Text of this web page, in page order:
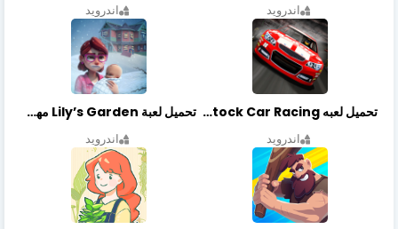
اندرويد اندرويد
تحميل لعبه Stock Car Racing مهكرة أخر إصدار
اندرويد
تحميل لعبة Lily’s Garden مهكرة أخر إصدار
اندرويد